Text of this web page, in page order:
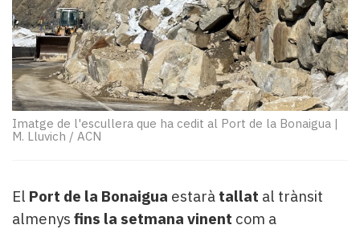
A
escena!
Dis
la
teva!
Subscriptors
La
newsletter
Contingut
patrocinat
Imatge de l'escullera que ha cedit al Port de la Bonaigua |
M. Lluvich / ACN
El Port de la Bonaigua estarà tallat al trànsit
almenys fins la setmana vinent com a